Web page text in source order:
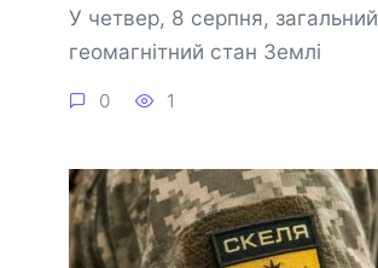
У четвер, 8 серпня, загальний
геомагнітний стан Землі
0 1